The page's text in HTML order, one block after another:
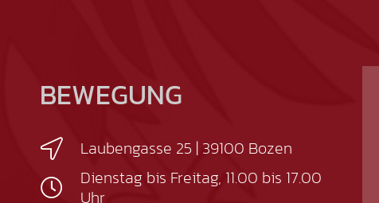
BEWEGUNG
Laubengasse 25 | 39100 Bozen
Dienstag bis Freitag, 11.00 bis 17.00
Uhr